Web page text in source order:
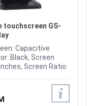
touchscreen GS-
Capacitive
Black, Screen
Screen Ratio:
1366*768, Input